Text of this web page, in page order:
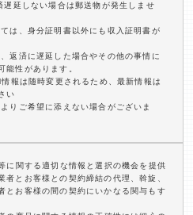
延しない場合は郵送物が発生しませ
は、身分証明書以外にも収入証明書が
返済に遅延した場合やその他の事情に
能性があります。
報は随時変更されるため、最新情報は
い
りご希望に添えない場合がございま
に関する適切な情報と選択の機会を提供
者とお客様との契約締結の代理、斡旋、
とお客様の間の契約にいかなる関与もす